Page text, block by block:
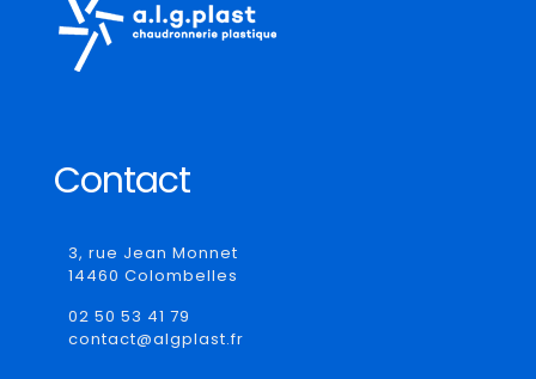
Contact
3, rue Jean Monnet
14460 Colombelles
02 50 53 41 79
contact@algplast.fr